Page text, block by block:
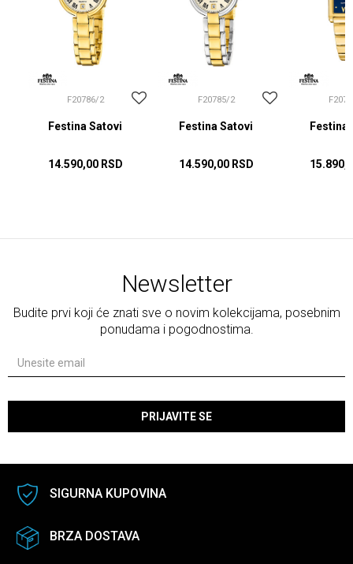
F20786/2
Festina Satovi
14.590,00 RSD
F20785/2
Festina Satovi
14.590,00 RSD
Festina
Newsletter
Budite prvi koji će znati sve o novim kolekcijama, posebnim
ponudama i pogodnostima.
PRIJAVITE SE
SIGURNA KUPOVINA
BRZA DOSTAVA